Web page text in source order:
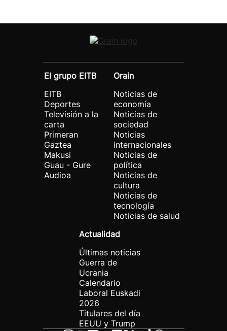
El grupo EITB
EITB
Deportes
Televisión a la
carta
Primeran
Gaztea
Makusi
Guau - Gure
Audioa
Orain
Noticias de
economía
Noticias de
sociedad
Noticias
internacionales
Noticias de
política
Noticias de
cultura
Noticias de
tecnología
Noticias de salud
Actualidad
Últimas noticias
Guerra de
Ucrania
Calendario
Laboral Euskadi
2026
Titulares del día
EEUU y Trump